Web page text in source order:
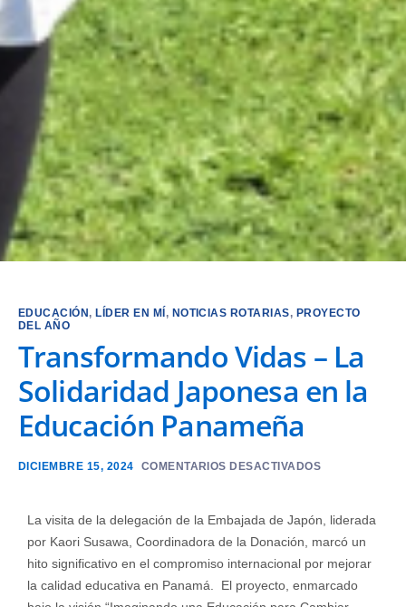
EDUCACIÓN,LÍDER EN MÍ, NOTICIAS ROTARIAS, PROYECTO
DEL AÑO
Transformando Vidas – La
Solidaridad Japonesa en la
Educación Panameña
DICIEMBRE 15, 2024 COMENTARIOS DESACTIVADOS
La visita de la delegación de la Embajada de Japón, liderada
por Kaori Susawa, Coordinadora de la Donación, marcó un
hito significativo en el compromiso internacional por mejorar
la calidad educativa en Panamá. El proyecto, enmarcado